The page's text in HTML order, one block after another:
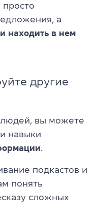
просто
а
находить в нем
другие
вы можете
навыки
.
подкастов и
понять
сложных